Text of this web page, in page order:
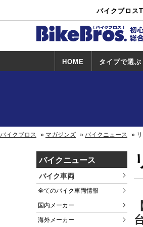
バイクブロス
HOME タイプで選ぶ
バイクブロス マガジンズ バイクニュース
バイクニュース
バイク車両
全てのバイク車両情報
国内メーカー
海外メーカー